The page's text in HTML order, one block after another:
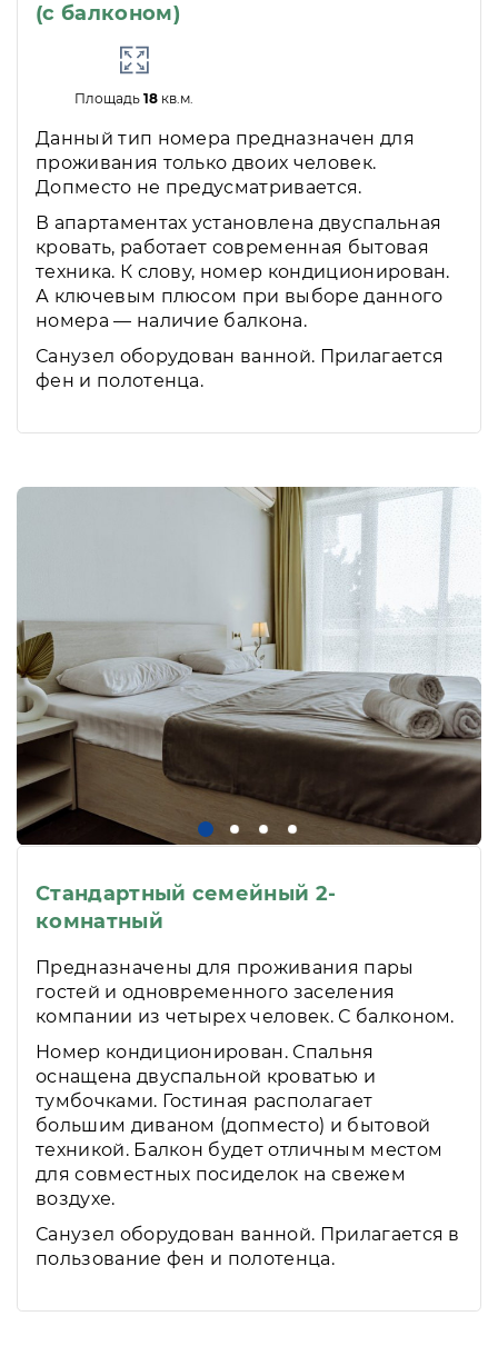
(с балконом)
Площадь18 кв.м.
Данный тип номера предназначен для
проживания только двоих человек.
Допместо не предусматривается.
В апартаментах установлена двуспальная
кровать, работает современная бытовая
техника. К слову, номер кондиционирован.
А ключевым плюсом при выборе данного
номера — наличие балкона.
Санузел оборудован ванной. Прилагается
фен и полотенца.
Стандартный семейный 2-
комнатный
Предназначены для проживания пары
гостей и одновременного заселения
компании из четырех человек. С балконом.
Номер кондиционирован. Спальня
оснащена двуспальной кроватью и
тумбочками. Гостиная располагает
большим диваном (допместо) и бытовой
техникой. Балкон будет отличным местом
для совместных посиделок на свежем
воздухе.
Санузел оборудован ванной. Прилагается в
пользование фен и полотенца.